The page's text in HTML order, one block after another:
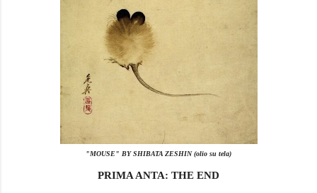
"MOUSE" BY SHIBATA ZESHIN (olio su tela)
PRIMA ANTA: THE END